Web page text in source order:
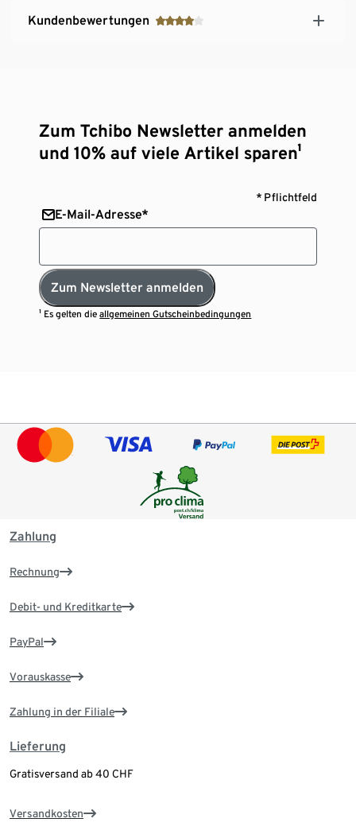
Kundenbewertungen
Zum Tchibo Newsletter anmelden
und 10% auf viele Artikel sparen¹
* Pflichtfeld
E-Mail-Adresse*
Zum Newsletter anmelden
¹ Es gelten dieallgemeinen Gutscheinbedingungen
Zahlung
Rechnung
Debit- und Kreditkarte
PayPal
Vorauskasse
Zahlung in der Filiale
Lieferung
Gratisversand ab 40 CHF
Versandkosten